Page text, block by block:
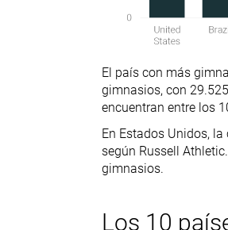
El país con más
gimnasios, con
encuentran entre los
En Estados Unidos,
según Russell
gimnasios.
Los 10